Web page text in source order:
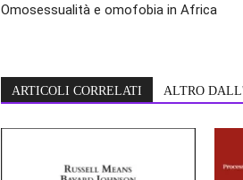
Omosessualità e omofobia in Africa
ARTICOLI CORRELATI ALTRO